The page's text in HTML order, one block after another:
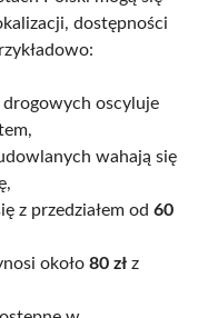
dostępności
oscyluje
wahają się
z przedziałem od 60
około 80 zł z